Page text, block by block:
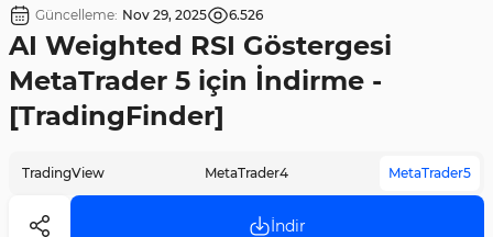
Güncelleme: Nov 29, 2025 6.526
AI Weighted RSI Göstergesi
MetaTrader 5 için İndirme -
[TradingFinder]
TradingView MetaTrader4 MetaTrader5
İndir